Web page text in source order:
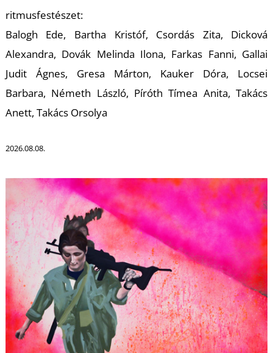
ritmusfestészet:
Balogh Ede, Bartha Kristóf, Csordás Zita, Dicková
Alexandra, Dovák Melinda Ilona, Farkas Fanni, Gallai
Judit Ágnes, Gresa Márton, Kauker Dóra, Locsei
Barbara, Németh László, Píróth Tímea Anita, Takács
Anett, Takács Orsolya
2026.08.08.